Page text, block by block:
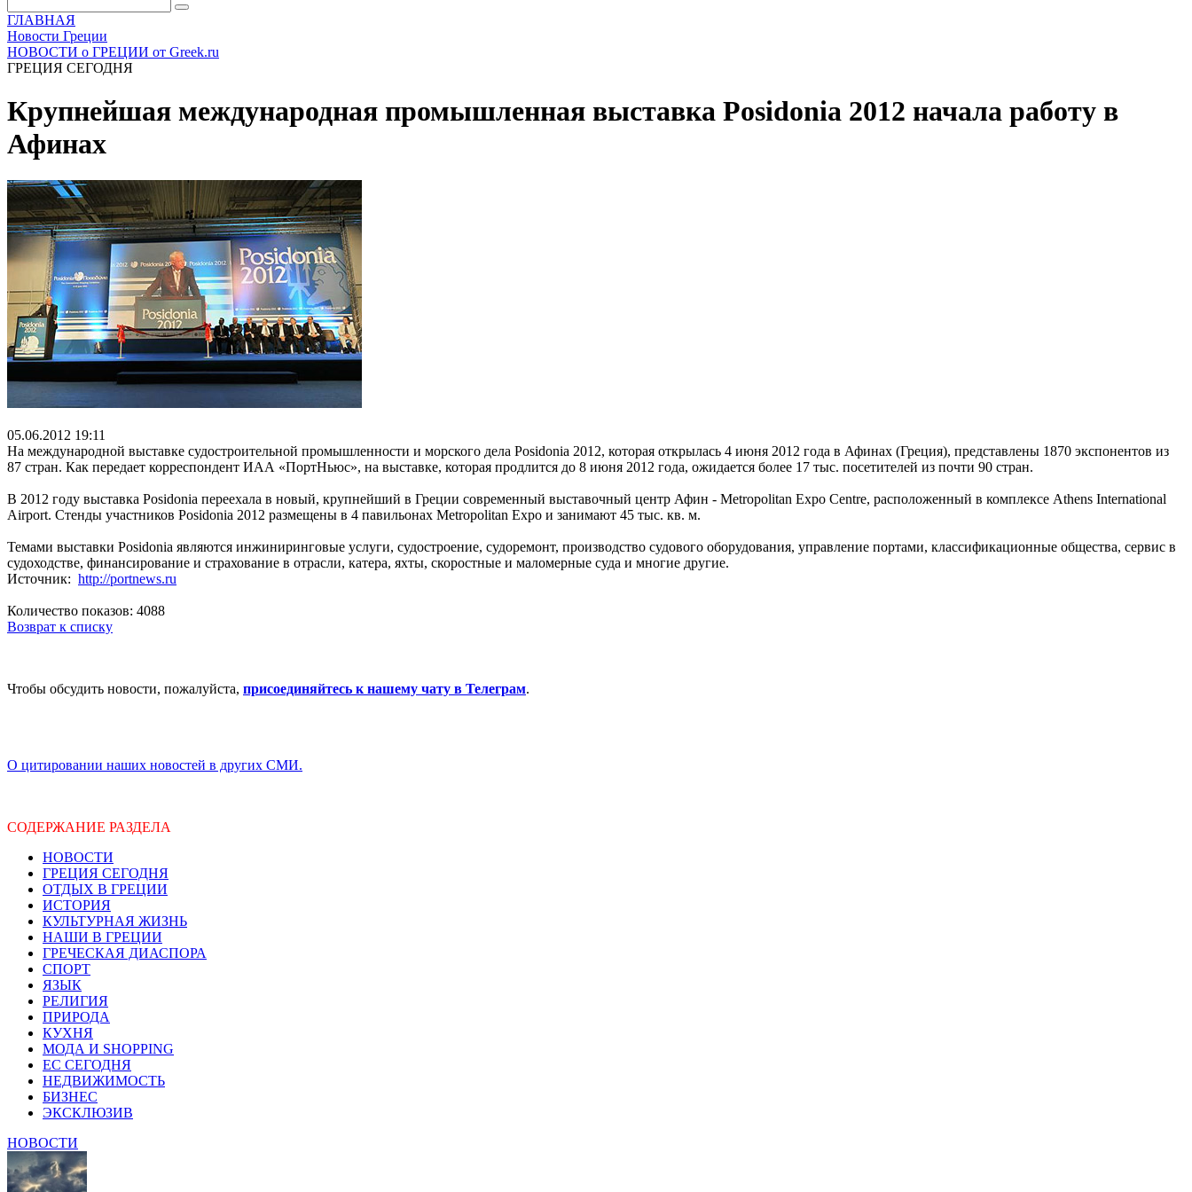
ГЛАВНАЯ
Новости Греции
НОВОСТИ о ГРЕЦИИ от Greek.ru
ГРЕЦИЯ СЕГОДНЯ
Крупнейшая международная промышленная выставка Posidonia 2012 начала работу в
Афинах
05.06.2012 19:11
На международной выставке судостроительной промышленности и морского дела Posidonia 2012, которая открылась 4 июня 2012 года в Афинах (Греция), представлены 1870 экспонентов из
87 стран. Как передает корреспондент ИАА «ПортНьюс», на выставке, которая продлится до 8 июня 2012 года, ожидается более 17 тыс. посетителей из почти 90 стран.
В 2012 году выставка Posidonia переехала в новый, крупнейший в Греции современный выставочный центр Афин - Metropolitan Expo Centre, расположенный в комплексе Athens International
Airport. Стенды участников Posidonia 2012 размещены в 4 павильонах Metropolitan Expo и занимают 45 тыс. кв. м.
Темами выставки Posidonia являются инжиниринговые услуги, судостроение, судоремонт, производство судового оборудования, управление портами, классификационные общества, сервис в
судоходстве, финансирование и страхование в отрасли, катера, яхты, скоростные и маломерные суда и многие другие.
Источник: http://portnews.ru
Количество показов: 4088
Возврат к списку
Чтобы обсудить новости, пожалуйста, присоединяйтесь к нашему чату в Телеграм.
О цитировании наших новостей в других СМИ.
СОДЕРЖАНИЕ РАЗДЕЛА
НОВОСТИ
ГРЕЦИЯ СЕГОДНЯ
ОТДЫХ В ГРЕЦИИ
ИСТОРИЯ
КУЛЬТУРНАЯ ЖИЗНЬ
НАШИ В ГРЕЦИИ
ГРЕЧЕСКАЯ ДИАСПОРА
СПОРТ
ЯЗЫК
РЕЛИГИЯ
ПРИРОДА
КУХНЯ
МОДА И SHOPPING
ЕС СЕГОДНЯ
НЕДВИЖИМОСТЬ
БИЗНЕС
ЭКСКЛЮЗИВ
НОВОСТИ